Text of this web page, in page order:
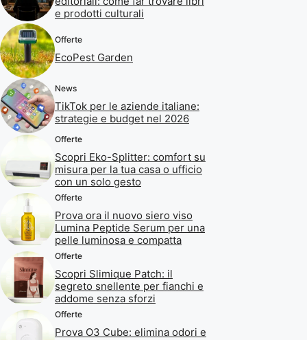
e prodotti culturali
Offerte
EcoPest Garden
News
TikTok per le aziende italiane:
strategie e budget nel 2026
Offerte
Scopri Eko-Splitter: comfort su
misura per la tua casa o ufficio
con un solo gesto
Offerte
Prova ora il nuovo siero viso
Lumina Peptide Serum per una
pelle luminosa e compatta
Offerte
Scopri Slimique Patch: il
segreto snellente per fianchi e
addome senza sforzi
Offerte
Prova O3 Cube: elimina odori e